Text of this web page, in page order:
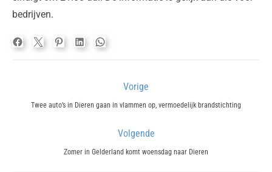
bedrijven.
navigatie
Vorige
Previous
Twee auto’s in Dieren gaan in vlammen op, vermoedelijk brandstichting
Volgende
Next
Zomer in Gelderland komt woensdag naar Dieren